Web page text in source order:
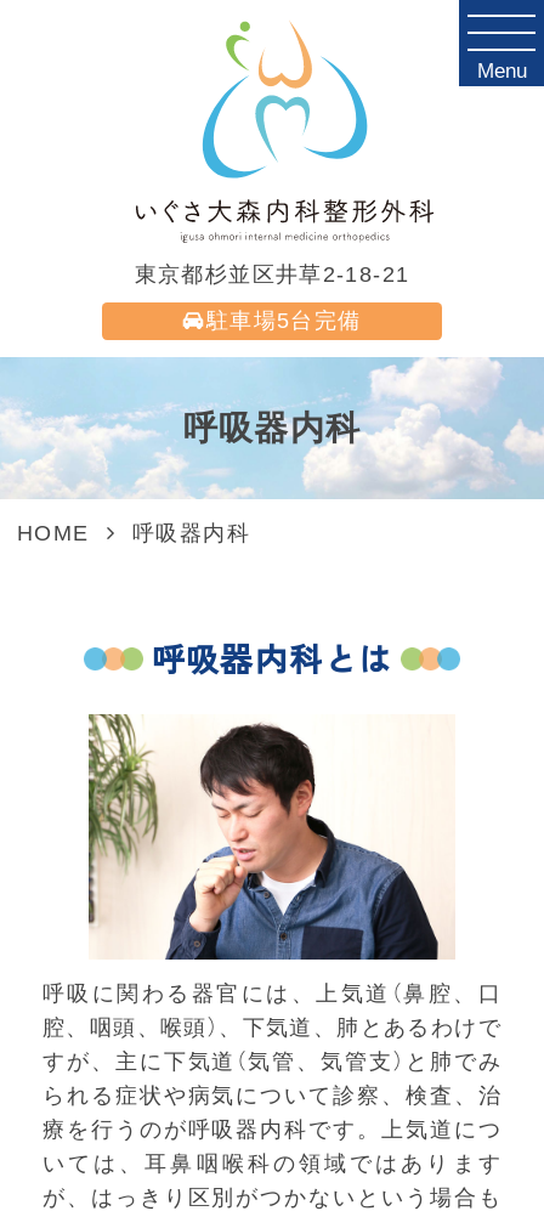
東京都杉並区井草2-18-21
駐車場5台完備
Menu
呼吸器内科
HOME 呼吸器内科
呼吸器内科とは
呼吸に関わる器官には、上気道（鼻腔、口
腔、咽頭、喉頭）、下気道、肺とあるわけで
すが、主に下気道（気管、気管支）と肺でみ
られる症状や病気について診察、検査、治
療を行うのが呼吸器内科です。上気道につ
いては、耳鼻咽喉科の領域ではあります
が、はっきり区別がつかないという場合も